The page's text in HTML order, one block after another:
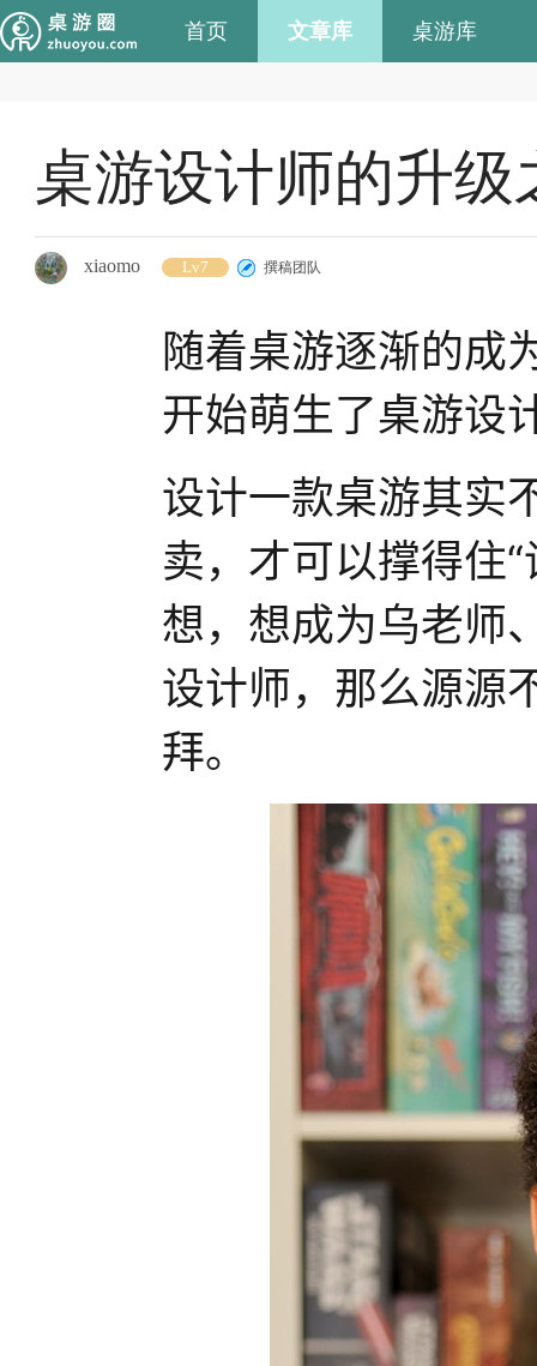
首页 文章库 桌游库
桌游设计师的升级
xiaomo Lv7 撰稿团队
随着桌游逐渐的成
开始萌生了桌游设
设计一款桌游其实
卖，才可以撑得住
想，想成为乌老师
设计师，那么源源
拜。